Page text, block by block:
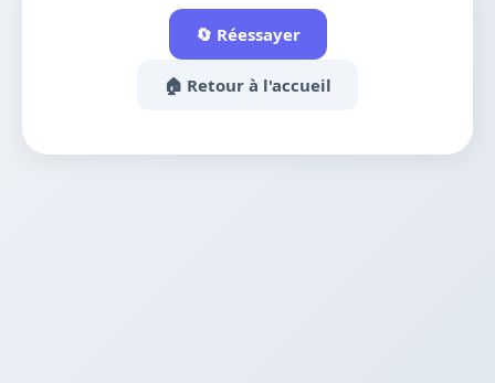
🔄 Réessayer
🏠 Retour à l'accueil